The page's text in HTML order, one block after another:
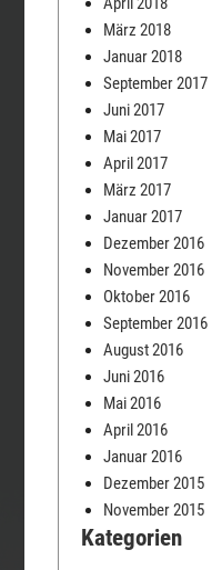
März 2018
Januar 2018
September 2017
Juni 2017
Mai 2017
April 2017
März 2017
Januar 2017
Dezember 2016
November 2016
Oktober 2016
September 2016
August 2016
Juni 2016
Mai 2016
April 2016
Januar 2016
Dezember 2015
November 2015
Kategorien